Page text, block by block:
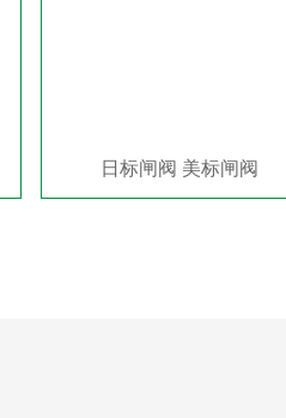
日标闸阀 美标闸阀